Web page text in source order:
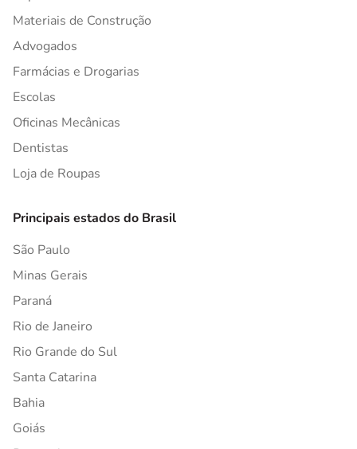
Materiais de Construção
Advogados
Farmácias e Drogarias
Escolas
Oficinas Mecânicas
Dentistas
Loja de Roupas
Principais estados do Brasil
São Paulo
Minas Gerais
Paraná
Rio de Janeiro
Rio Grande do Sul
Santa Catarina
Bahia
Goiás